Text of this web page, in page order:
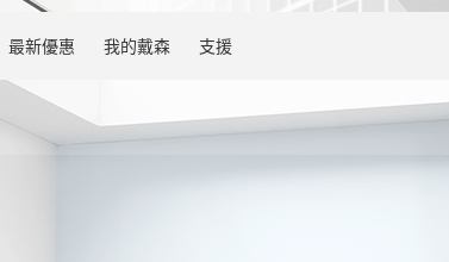
最新優惠 我的戴森 支援